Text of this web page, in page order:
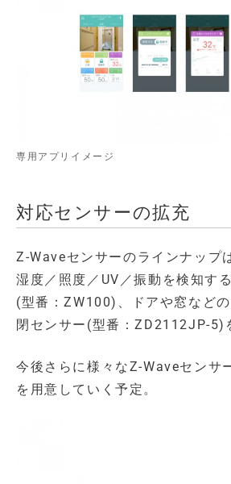
専用アプリイメージ
対応センサーの拡充
Z-Waveセンサーのラインナップ
湿度／照度／UV／振動を検知す
(型番：ZW100)、ドアや窓など
閉センサー(型番：ZD2112JP-5)
今後さらに様々なZ-Waveセンサ
を用意していく予定。